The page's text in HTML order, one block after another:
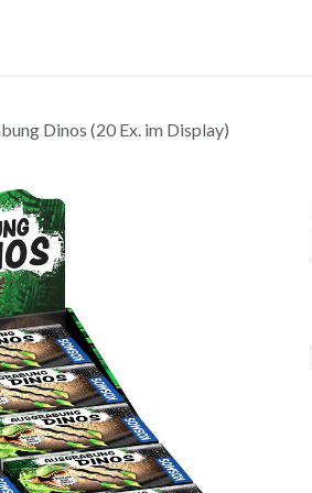
Dinos (20 Ex. im Display)